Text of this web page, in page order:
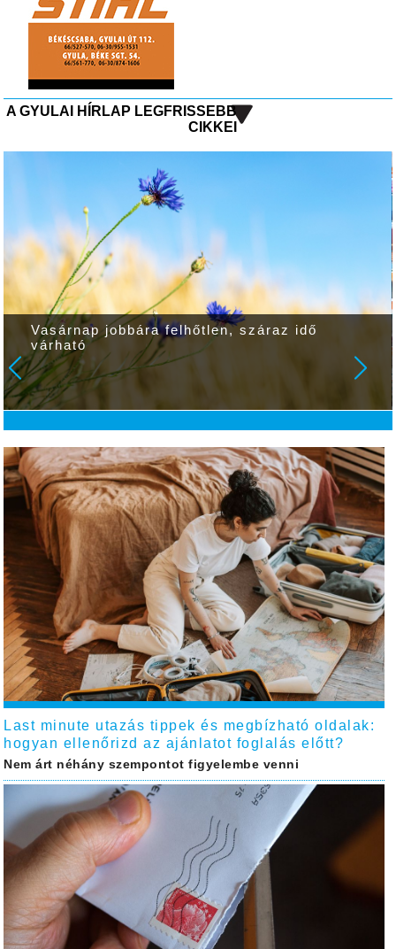
A GYULAI HÍRLAP LEGFRISSEBB
CIKKEI
Vasárnap jobbára felhőtlen, száraz idő
várható
Last minute utazás tippek és megbízható oldalak:
hogyan ellenőrizd az ajánlatot foglalás előtt?
Nem árt néhány szempontot figyelembe venni